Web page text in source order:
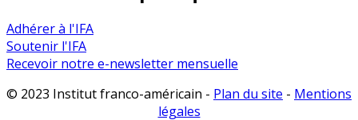
Adhérer à l'IFA
Soutenir l'IFA
Recevoir notre e-newsletter mensuelle
© 2023 Institut franco-américain - Plan du site - Mentions
légales